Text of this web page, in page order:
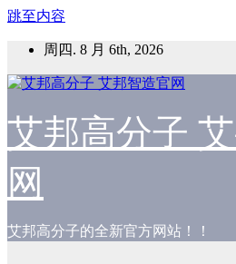
跳至内容
周四. 8 月 6th, 2026
艾邦高分子
网
艾邦高分子的全新官方网站！！